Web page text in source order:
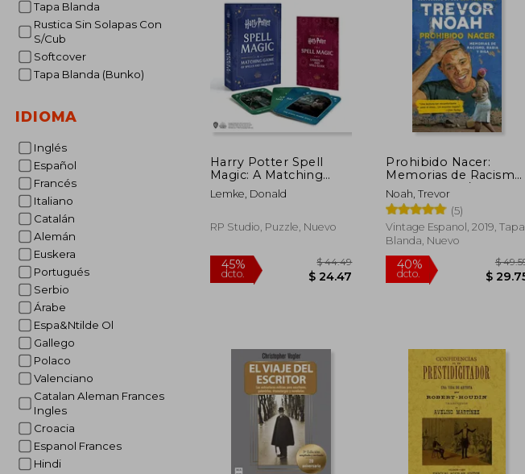
Tapa Blanda
Rustica Sin Solapas Con
S/Cub
Softcover
Tapa Blanda (Bunko)
IDIOMA
Inglés
Español
Francés
Italiano
Catalán
Alemán
Euskera
Portugués
Serbio
Árabe
Espa&Ntilde Ol
Gallego
Polaco
Valenciano
Catalan Aleman Frances
Ingles
Croacia
Espanol Frances
Hindi
Harry Potter Spell
Magic: A Matching
Game of Spells and
Their Uses (en Inglés)
Lemke, Donald
RP Studio, Puzzle, Nuevo
45%
dcto.
Prohibido Nacer:
Memorias de Racismo,
Rabia Y Risa. / Born a
Crime: Stories from a
South African
Childhood: Memorias
de Racismo, Rabia Y
Noah, Trevor
(5)
Vintage Espanol, 2019, Tapa
Blanda, Nuevo
40%
dcto.